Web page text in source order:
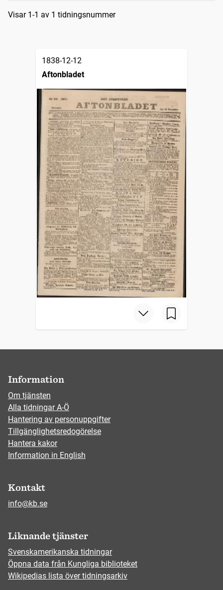
Sökresultat
Visar 1-1 av 1 tidningsnummer
1838-12-12
Aftonbladet
Information
Om tjänsten
Alla tidningar A-Ö
Hantering av personuppgifter
Tillgänglighetsredogörelse
Hantera kakor
Information in English
Kontakt
info@kb.se
Liknande tjänster
Svenskamerikanska tidningar
Öppna data från Kungliga biblioteket
Wikipedias lista över tidningsarkiv